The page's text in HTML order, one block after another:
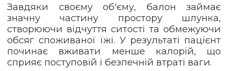
Завдяки своєму об'єму, балон займає
значну частину простору шлунка,
створюючи відчуття ситості та обмежуючи
обсяг споживаної їжі. У результаті пацієнт
починає вживати менше калорій, що
сприяє поступовій і безпечній втраті ваги.